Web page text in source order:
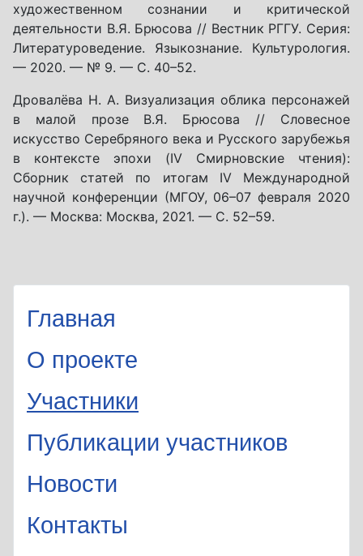
художественном сознании и критической
деятельности В.Я. Брюсова // Вестник РГГУ. Серия:
Литературоведение. Языкознание. Культурология.
— 2020. — № 9. — С. 40–52.
Дровалёва Н. А. Визуализация облика персонажей
в малой прозе В.Я. Брюсова // Словесное
искусство Серебряного века и Русского зарубежья
в контексте эпохи (IV Смирновские чтения):
Сборник статей по итогам IV Международной
научной конференции (МГОУ, 06–07 февраля 2020
г.). — Москва: Москва, 2021. — С. 52–59.
Главная
О проекте
Участники
Публикации участников
Новости
Контакты